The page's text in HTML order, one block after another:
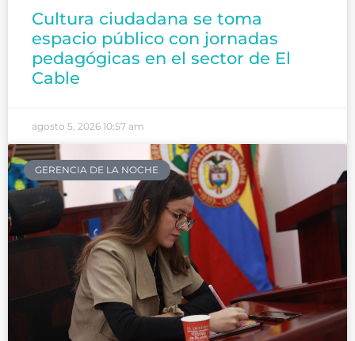
Cultura ciudadana se toma
espacio público con jornadas
pedagógicas en el sector de El
Cable
agosto 5, 2026 10:57 am
GERENCIA DE LA NOCHE